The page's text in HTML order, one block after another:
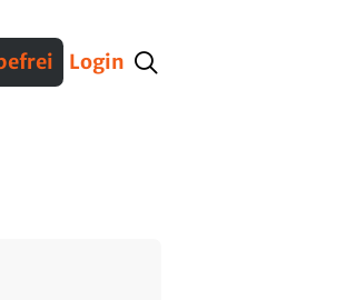
Interviews Fracht
Login